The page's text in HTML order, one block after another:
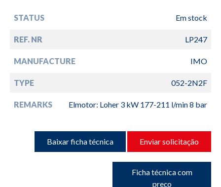
STATUS Em stock
REF. NR LP247
MANUFACTURE IMO
TYPE 052-2N2F
REMARKS Elmotor: Loher 3 kW 177-211 l/min 8 bar
Baixar ficha técnica Enviar solicitação
Ficha técnica com
preço